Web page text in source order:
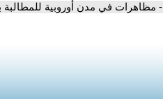
- مظاهرات في مدن أوروبية للمطالبة